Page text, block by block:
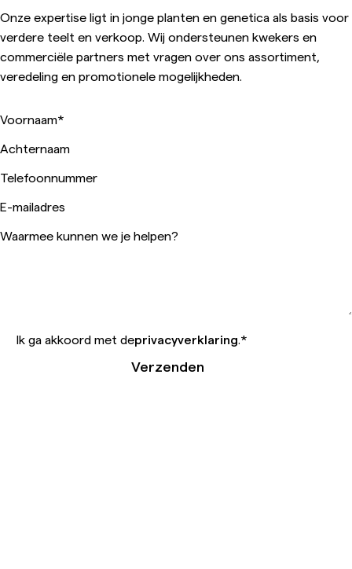
Onze expertise ligt in jonge planten en genetica als basis voor
verdere teelt en verkoop. Wij ondersteunen kwekers en
commerciële partners met vragen over ons assortiment,
veredeling en promotionele mogelijkheden.
Voornaam*
Achternaam
Telefoonnummer
E-mailadres
Waarmee kunnen we je helpen?
Ik ga akkoord met deprivacyverklaring.*
Verzenden